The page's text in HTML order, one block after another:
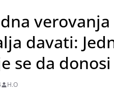
davati:
se da
H.O